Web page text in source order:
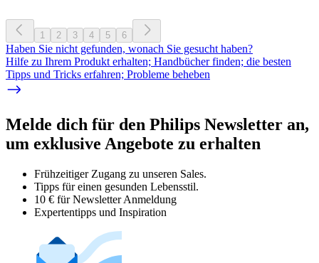
1 2 3 4 5 6
Haben Sie nicht gefunden, wonach Sie gesucht haben?
Hilfe zu Ihrem Produkt erhalten; Handbücher finden; die besten
Tipps und Tricks erfahren; Probleme beheben
Melde dich für den Philips Newsletter an,
um exklusive Angebote zu erhalten
Frühzeitiger Zugang zu unseren Sales.
Tipps für einen gesunden Lebensstil.
10 € für Newsletter Anmeldung
Expertentipps und Inspiration